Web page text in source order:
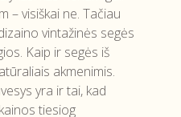
– visiškai ne. Tačiau
vintažinės segės
Kaip ir segės iš
akmenimis.
yra ir tai, kad
tiesiog